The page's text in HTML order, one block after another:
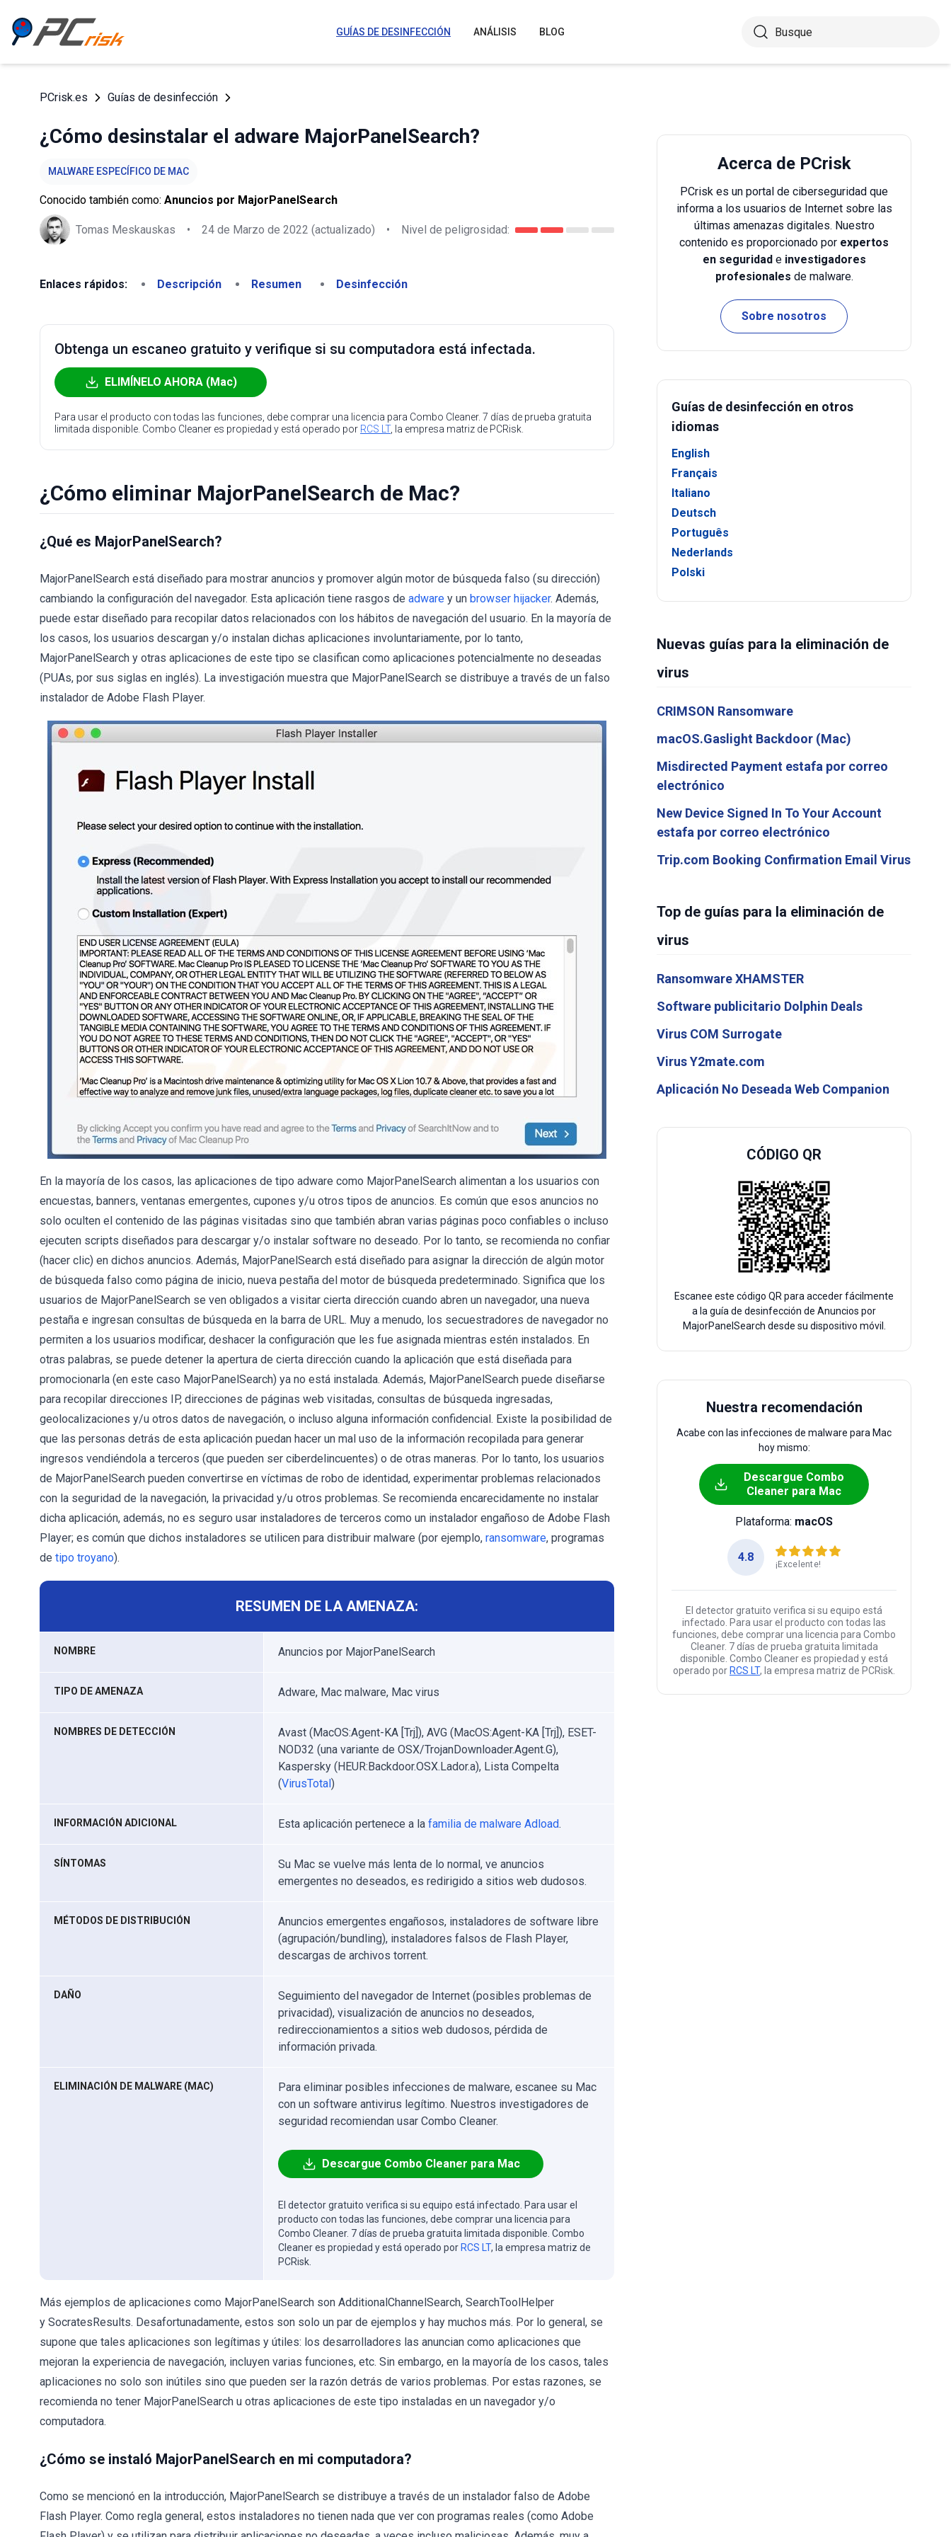
GUÍAS DE DESINFECCIÓN ANÁLISIS BLOG
PCrisk.es Guías de desinfección
¿Cómo desinstalar el adware MajorPanelSearch?
MALWARE ESPECÍFICO DE MAC
Conocido también como: Anuncios por MajorPanelSearch
Tomas Meskauskas • 24 de Marzo de 2022 (actualizado) • Nivel de peligrosidad:
Enlaces rápidos: Descripción Resumen Desinfección
Obtenga un escaneo gratuito y verifique si su computadora está infectada.
ELIMÍNELO AHORA (Mac)
Para usar el producto con todas las funciones, debe comprar una licencia para Combo Cleaner. 7 días de prueba gratuita
limitada disponible. Combo Cleaner es propiedad y está operado por RCS LT, la empresa matriz de PCRisk.
¿Cómo eliminar MajorPanelSearch de Mac?
¿Qué es MajorPanelSearch?
MajorPanelSearch está diseñado para mostrar anuncios y promover algún motor de búsqueda falso (su dirección)
cambiando la configuración del navegador. Esta aplicación tiene rasgos de adware y un browser hijacker. Además,
puede estar diseñado para recopilar datos relacionados con los hábitos de navegación del usuario. En la mayoría de
los casos, los usuarios descargan y/o instalan dichas aplicaciones involuntariamente, por lo tanto,
MajorPanelSearch y otras aplicaciones de este tipo se clasifican como aplicaciones potencialmente no deseadas
(PUAs, por sus siglas en inglés). La investigación muestra que MajorPanelSearch se distribuye a través de un falso
instalador de Adobe Flash Player.
En la mayoría de los casos, las aplicaciones de tipo adware como MajorPanelSearch alimentan a los usuarios con
encuestas, banners, ventanas emergentes, cupones y/u otros tipos de anuncios. Es común que esos anuncios no
solo oculten el contenido de las páginas visitadas sino que también abran varias páginas poco confiables o incluso
ejecuten scripts diseñados para descargar y/o instalar software no deseado. Por lo tanto, se recomienda no confiar
(hacer clic) en dichos anuncios. Además, MajorPanelSearch está diseñado para asignar la dirección de algún motor
de búsqueda falso como página de inicio, nueva pestaña del motor de búsqueda predeterminado. Significa que los
usuarios de MajorPanelSearch se ven obligados a visitar cierta dirección cuando abren un navegador, una nueva
pestaña e ingresan consultas de búsqueda en la barra de URL. Muy a menudo, los secuestradores de navegador no
permiten a los usuarios modificar, deshacer la configuración que les fue asignada mientras estén instalados. En
otras palabras, se puede detener la apertura de cierta dirección cuando la aplicación que está diseñada para
promocionarla (en este caso MajorPanelSearch) ya no está instalada. Además, MajorPanelSearch puede diseñarse
para recopilar direcciones IP, direcciones de páginas web visitadas, consultas de búsqueda ingresadas,
geolocalizaciones y/u otros datos de navegación, o incluso alguna información confidencial. Existe la posibilidad de
que las personas detrás de esta aplicación puedan hacer un mal uso de la información recopilada para generar
ingresos vendiéndola a terceros (que pueden ser ciberdelincuentes) o de otras maneras. Por lo tanto, los usuarios
de MajorPanelSearch pueden convertirse en víctimas de robo de identidad, experimentar problemas relacionados
con la seguridad de la navegación, la privacidad y/u otros problemas. Se recomienda encarecidamente no instalar
dicha aplicación, además, no es seguro usar instaladores de terceros como un instalador engañoso de Adobe Flash
Player; es común que dichos instaladores se utilicen para distribuir malware (por ejemplo, ransomware, programas
de tipo troyano).
RESUMEN DE LA AMENAZA:
NOMBRE Anuncios por MajorPanelSearch
TIPO DE AMENAZA Adware, Mac malware, Mac virus
NOMBRES DE DETECCIÓN
Avast (MacOS:Agent-KA [Trj]), AVG (MacOS:Agent-KA [Trj]), ESET-
NOD32 (una variante de OSX/TrojanDownloader.Agent.G),
Kaspersky (HEUR:Backdoor.OSX.Lador.a), Lista Compelta
(VirusTotal)
INFORMACIÓN ADICIONAL Esta aplicación pertenece a la familia de malware Adload.
SÍNTOMAS
Su Mac se vuelve más lenta de lo normal, ve anuncios
emergentes no deseados, es redirigido a sitios web dudosos.
MÉTODOS DE DISTRIBUCIÓN
Anuncios emergentes engañosos, instaladores de software libre
(agrupación/bundling), instaladores falsos de Flash Player,
descargas de archivos torrent.
DAÑO
Seguimiento del navegador de Internet (posibles problemas de
privacidad), visualización de anuncios no deseados,
redireccionamientos a sitios web dudosos, pérdida de
información privada.
ELIMINACIÓN DE MALWARE (MAC)
Para eliminar posibles infecciones de malware, escanee su Mac
con un software antivirus legítimo. Nuestros investigadores de
seguridad recomiendan usar Combo Cleaner.
Descargue Combo Cleaner para Mac
El detector gratuito verifica si su equipo está infectado. Para usar el
producto con todas las funciones, debe comprar una licencia para
Combo Cleaner. 7 días de prueba gratuita limitada disponible. Combo
Cleaner es propiedad y está operado por RCS LT, la empresa matriz de
PCRisk.
Más ejemplos de aplicaciones como MajorPanelSearch son AdditionalChannelSearch, SearchToolHelper
y SocratesResults. Desafortunadamente, estos son solo un par de ejemplos y hay muchos más. Por lo general, se
supone que tales aplicaciones son legítimas y útiles: los desarrolladores las anuncian como aplicaciones que
mejoran la experiencia de navegación, incluyen varias funciones, etc. Sin embargo, en la mayoría de los casos, tales
aplicaciones no solo son inútiles sino que pueden ser la razón detrás de varios problemas. Por estas razones, se
recomienda no tener MajorPanelSearch u otras aplicaciones de este tipo instaladas en un navegador y/o
computadora.
¿Cómo se instaló MajorPanelSearch en mi computadora?
Como se mencionó en la introducción, MajorPanelSearch se distribuye a través de un instalador falso de Adobe
Flash Player. Como regla general, estos instaladores no tienen nada que ver con programas reales (como Adobe
Acerca de PCrisk
PCrisk es un portal de ciberseguridad que
informa a los usuarios de Internet sobre las
últimas amenazas digitales. Nuestro
contenido es proporcionado por expertos
en seguridade investigadores
profesionales de malware.
Sobre nosotros
Guías de desinfección en otros
idiomas
English
Français
Italiano
Deutsch
Português
Nederlands
Polski
Nuevas guías para la eliminación de
virus
CRIMSON Ransomware
macOS.Gaslight Backdoor (Mac)
Misdirected Payment estafa por correo
electrónico
New Device Signed In To Your Account
estafa por correo electrónico
Trip.com Booking Confirmation Email Virus
Top de guías para la eliminación de
virus
Ransomware XHAMSTER
Software publicitario Dolphin Deals
Virus COM Surrogate
Virus Y2mate.com
Aplicación No Deseada Web Companion
CÓDIGO QR
Escanee este código QR para acceder fácilmente
a la guía de desinfección de Anuncios por
MajorPanelSearch desde su dispositivo móvil.
Nuestra recomendación
Acabe con las infecciones de malware para Mac
hoy mismo:
Descargue Combo
Cleaner para Mac
Plataforma: macOS
4.8
¡Excelente!
El detector gratuito verifica si su equipo está
infectado. Para usar el producto con todas las
funciones, debe comprar una licencia para Combo
Cleaner. 7 días de prueba gratuita limitada
disponible. Combo Cleaner es propiedad y está
operado por RCS LT, la empresa matriz de PCRisk.